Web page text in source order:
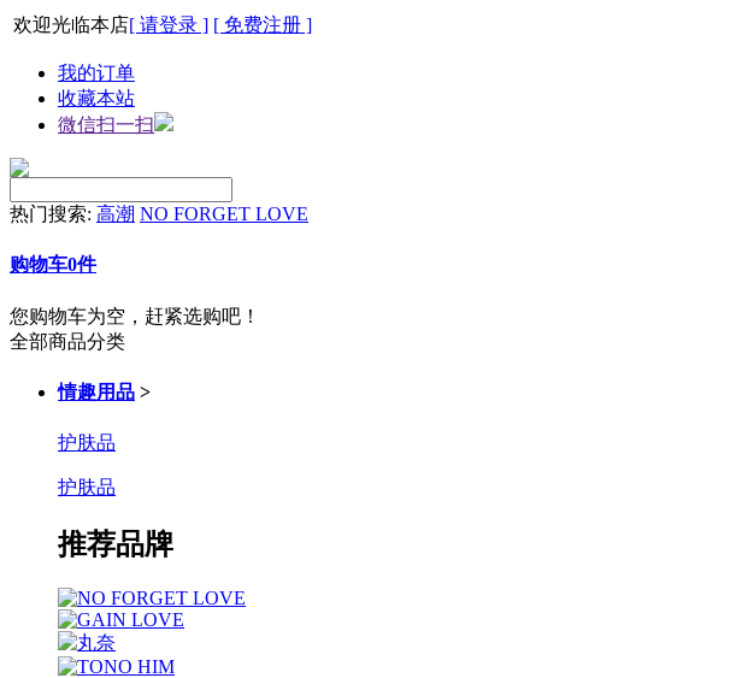
欢迎光临本店[ 请登录 ] [ 免费注册 ]
我的订单
收藏本站
微信扫一扫
热门搜索: 高潮 NO FORGET LOVE
购物车0件
您购物车为空，赶紧选购吧！
全部商品分类
情趣用品 >
护肤品
护肤品
推荐品牌